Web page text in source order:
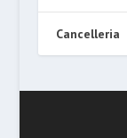
Cancelleria